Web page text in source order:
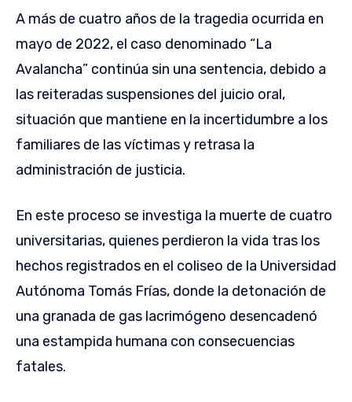
A más de cuatro años de la tragedia ocurrida en
mayo de 2022, el caso denominado “La
Avalancha” continúa sin una sentencia, debido a
las reiteradas suspensiones del juicio oral,
situación que mantiene en la incertidumbre a los
familiares de las víctimas y retrasa la
administración de justicia.
En este proceso se investiga la muerte de cuatro
universitarias, quienes perdieron la vida tras los
hechos registrados en el coliseo de la Universidad
Autónoma Tomás Frías, donde la detonación de
una granada de gas lacrimógeno desencadenó
una estampida humana con consecuencias
fatales.